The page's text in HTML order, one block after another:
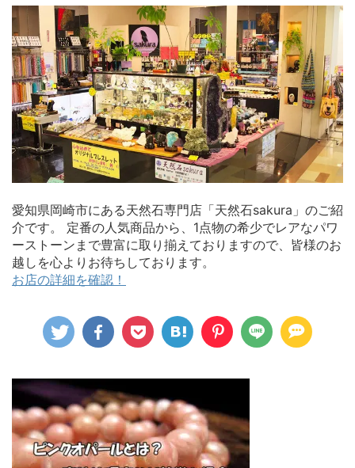
愛知県岡崎市にある天然石専門店「天然石sakura」のご紹
介です。 定番の人気商品から、1点物の希少でレアなパワ
ーストーンまで豊富に取り揃えておりますので、皆様のお
越しを心よりお待ちしております。
お店の詳細を確認！